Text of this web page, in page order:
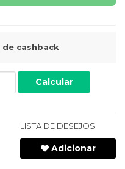
de cashback
Calcular
LISTA DE DESEJOS
Adicionar